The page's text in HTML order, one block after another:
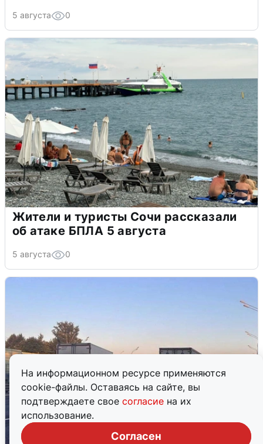
На информационном ресурсе применяются
cookie-файлы. Оставаясь на сайте, вы
подтверждаете свое согласие на их
использование.
Согласен
5 августа 0
Жители и туристы Сочи рассказали
об атаке БПЛА 5 августа
5 августа 0